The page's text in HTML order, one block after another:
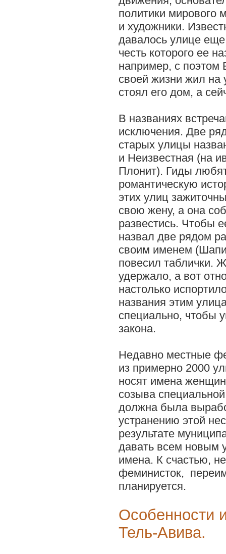
политики мирового
и художники.
давалось улице
честь которого ее
например, с поэтом
своей жизни жил на
стоял его дом, а
В названиях
исключения. Две
старых улицы
и Неизвестная (на
Плонит). Гиды
романтическую
этих улиц
свою жену, а она
развестись. Чтобы
назвал две рядом
своим именем
повесил таблички.
удержало, а вот
настолько
названия этим
специально, чтобы
закона.
Недавно местные
из примерно 2000
носят имена
созыва
должна была
устранению этой
результате
давать всем новым
имена. К счастью,
феминисток,
планируется.
Особенности
Тель-Авива.